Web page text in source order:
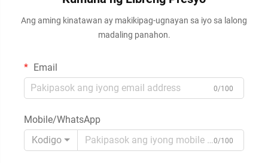
Ang aming kinatawan ay makikipag-ugnayan sa iyo sa lalong
madaling panahon.
Email
0/100
Mobile/WhatsApp
Kodigo
0/100